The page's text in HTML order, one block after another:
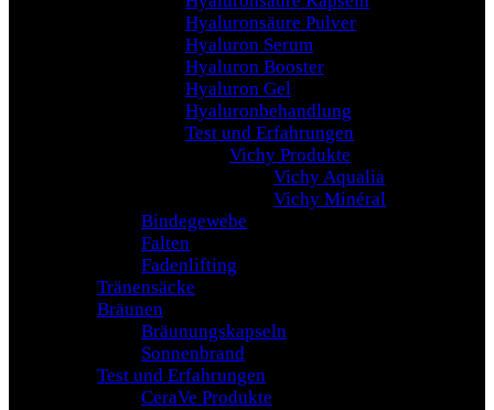
Hyaluronsäure Pulver
Hyaluron Serum
Hyaluron Booster
Hyaluron Gel
Hyaluronbehandlung
Test und Erfahrungen
Vichy Produkte
Vichy Aqualia
Vichy Minéral
Bindegewebe
Falten
Fadenlifting
Tränensäcke
Bräunen
Bräunungskapseln
Sonnenbrand
Test und Erfahrungen
CeraVe Produkte